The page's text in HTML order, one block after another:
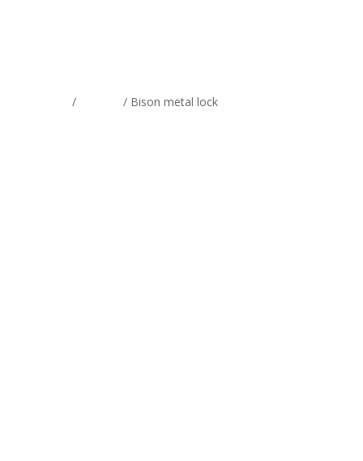
/ / Bison metal lock